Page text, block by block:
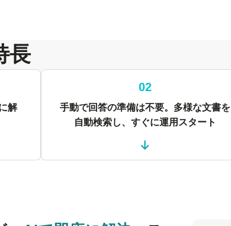
長
解
02
手動で回答の準備は不要。多様な文書を
自動検索し、すぐに運用スタート